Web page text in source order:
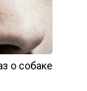
о собаке